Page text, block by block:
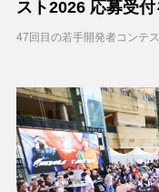
スト2026 応募受
47回目の若手開発者コンテ